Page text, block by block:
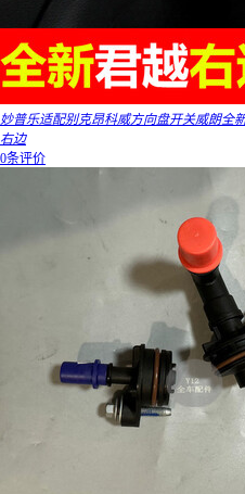
妙普乐适配别克昂科威方向盘开关威朗全
右边
0条评价